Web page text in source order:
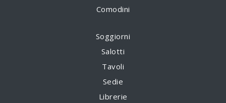
Comodini
Soggiorni
Salotti
Tavoli
Sedie
Librerie